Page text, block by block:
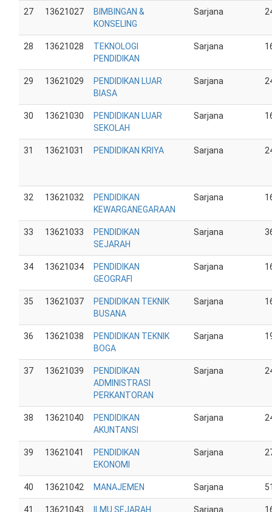
27 13621027
BIMBINGAN &
KONSELING
Sarjana
28 13621028
TEKNOLOGI
PENDIDIKAN
Sarjana
29 13621029
PENDIDIKAN LUAR
BIASA
Sarjana
30 13621030
PENDIDIKAN LUAR
SEKOLAH
Sarjana
31 13621031 PENDIDIKAN KRIYA Sarjana
32 13621032
PENDIDIKAN
KEWARGANEGARAAN
Sarjana
33 13621033
PENDIDIKAN
SEJARAH
Sarjana
34 13621034
PENDIDIKAN
GEOGRAFI
Sarjana
35 13621037
PENDIDIKAN TEKNIK
BUSANA
Sarjana
36 13621038
PENDIDIKAN TEKNIK
BOGA
Sarjana
37 13621039
PENDIDIKAN
ADMINISTRASI
PERKANTORAN
Sarjana
38 13621040
PENDIDIKAN
AKUNTANSI
Sarjana
39 13621041
PENDIDIKAN
EKONOMI
Sarjana
40 13621042 MANAJEMEN Sarjana
41 13621043 ILMU SEJARAH Sarjana